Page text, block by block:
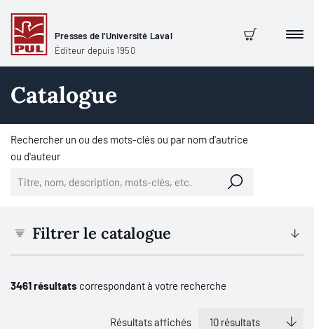
Presses de l'Université Laval
Éditeur depuis 1950
Panier
Catalogue
Rechercher un ou des mots-clés ou par nom d'autrice
ou d'auteur
Filtrer le catalogue
3461 résultats correspondant à votre recherche
Résultats affichés